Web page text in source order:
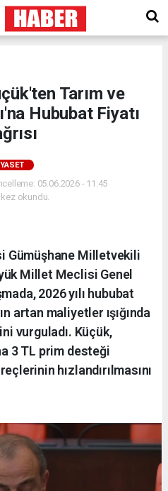
Tarım ve
Hububat Fiyatı
05.06.2026 - 11:45
okundu.
Gümüşhane Milletvekili
Millet Meclisi Genel
2026 yılı hububat
artan maliyetler ışığında
vurguladı. Küçük,
3 TL prim desteği
hızlandırılmasını